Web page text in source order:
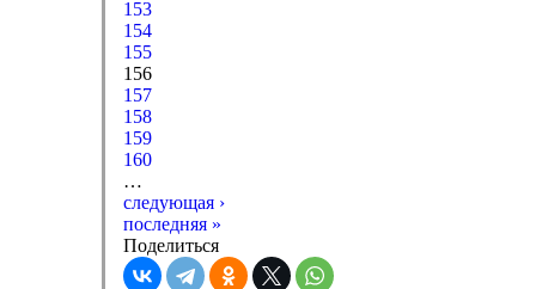
153
154
155
156
157
158
159
160
…
следующая ›
последняя »
Поделиться